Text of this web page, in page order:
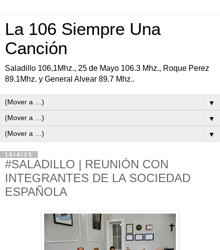
La 106 Siempre Una
Canción
Saladillo 106,1Mhz., 25 de Mayo 106.3 Mhz., Roque Perez
89.1Mhz. y General Alvear 89.7 Mhz..
▼
▼
▼
16/4/25
#SALADILLO | REUNIÓN CON
INTEGRANTES DE LA SOCIEDAD
ESPAÑOLA